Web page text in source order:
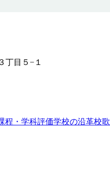
丁目５−１
程・学科評価学校の沿革校